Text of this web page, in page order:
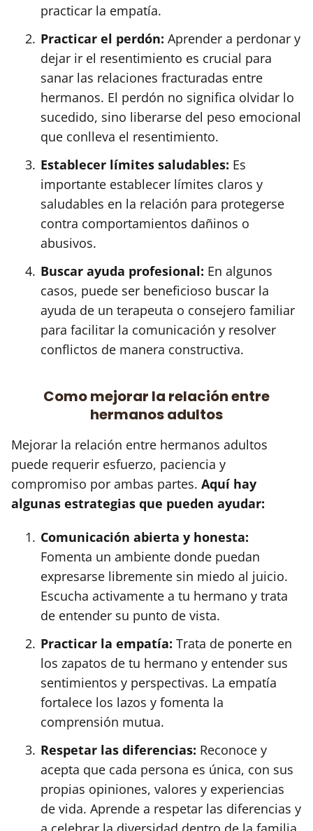
practicar la empatía.
Practicar el perdón: Aprender a perdonar y
dejar ir el resentimiento es crucial para
sanar las relaciones fracturadas entre
hermanos. El perdón no significa olvidar lo
sucedido, sino liberarse del peso emocional
que conlleva el resentimiento.
Establecer límites saludables: Es
importante establecer límites claros y
saludables en la relación para protegerse
contra comportamientos dañinos o
abusivos.
Buscar ayuda profesional: En algunos
casos, puede ser beneficioso buscar la
ayuda de un terapeuta o consejero familiar
para facilitar la comunicación y resolver
conflictos de manera constructiva.
Como mejorar la relación entre
hermanos adultos
Mejorar la relación entre hermanos adultos
puede requerir esfuerzo, paciencia y
compromiso por ambas partes. Aquí hay
algunas estrategias que pueden ayudar:
Comunicación abierta y honesta:
Fomenta un ambiente donde puedan
expresarse libremente sin miedo al juicio.
Escucha activamente a tu hermano y trata
de entender su punto de vista.
Practicar la empatía: Trata de ponerte en
los zapatos de tu hermano y entender sus
sentimientos y perspectivas. La empatía
fortalece los lazos y fomenta la
comprensión mutua.
Respetar las diferencias: Reconoce y
acepta que cada persona es única, con sus
propias opiniones, valores y experiencias
de vida. Aprende a respetar las diferencias y